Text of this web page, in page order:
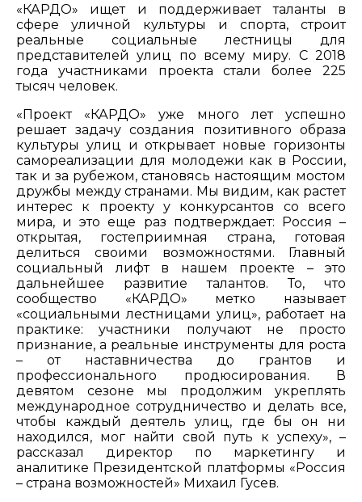
«КАРДО» ищет и поддерживает таланты в
сфере уличной культуры и спорта, строит
реальные социальные лестницы для
представителей улиц по всему миру. С 2018
года участниками проекта стали более 225
тысяч человек.
«Проект «КАРДО» уже много лет успешно
решает задачу создания позитивного образа
культуры улиц и открывает новые горизонты
самореализации для молодежи как в России,
так и за рубежом, становясь настоящим мостом
дружбы между странами. Мы видим, как растет
интерес к проекту у конкурсантов со всего
мира, и это еще раз подтверждает: Россия –
открытая, гостеприимная страна, готовая
делиться своими возможностями. Главный
социальный лифт в нашем проекте – это
дальнейшее развитие талантов. То, что
сообщество «КАРДО» метко называет
«социальными лестницами улиц», работает на
практике: участники получают не просто
признание, а реальные инструменты для роста
– от наставничества до грантов и
профессионального продюсирования. В
девятом сезоне мы продолжим укреплять
международное сотрудничество и делать все,
чтобы каждый деятель улиц, где бы он ни
находился, мог найти свой путь к успеху», –
рассказал директор по маркетингу и
аналитике Президентской платформы «Россия
– страна возможностей» Михаил Гусев.